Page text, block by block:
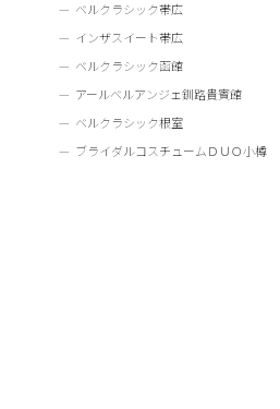
ベルクラシック帯広
インザスイート帯広
ベルクラシック函館
アールベルアンジェ釧路貴賓館
ベルクラシック根室
ブライダルコスチュームＤＵＯ小樽